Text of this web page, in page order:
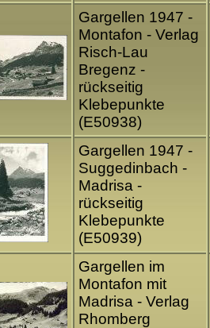
Gargellen 1947 -
Montafon - Verlag
Risch-Lau
Bregenz -
rückseitig
Klebepunkte
(E50938)
Gargellen 1947 -
Suggedinbach -
Madrisa -
rückseitig
Klebepunkte
(E50939)
Gargellen im
Montafon mit
Madrisa - Verlag
Rhomberg